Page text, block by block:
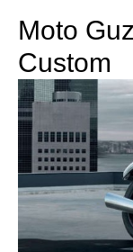
Moto
Custom